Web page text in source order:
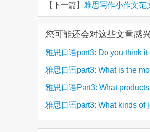
【下一篇】 雅思写作小作文范
您可能还会对这些文章感兴
雅思口语part3: Do you think
to learn to swim? 你认为每个
雅思口语part3: What is the
in modern society? 现代社会
(2)
雅思口语Part3: What
your country like to complain
(2)
雅思口语part3: What kinds of
(2)